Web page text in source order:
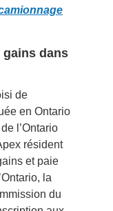
gains dans
de
en Ontario
l’Ontario
résident
et paie
la
du